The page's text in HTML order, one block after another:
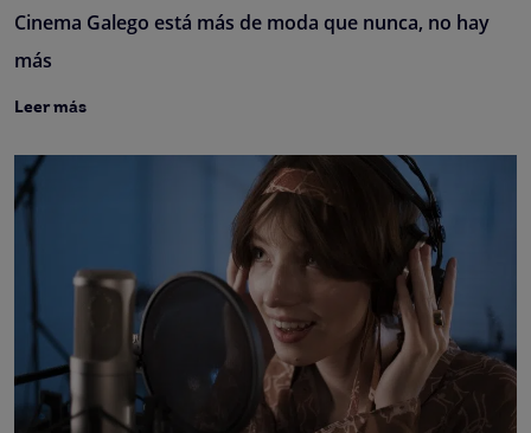
Cinema Galego está más de moda que nunca, no hay
más
Leer más